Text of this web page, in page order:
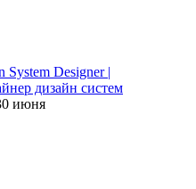
System Designer |
дизайн систем
июня